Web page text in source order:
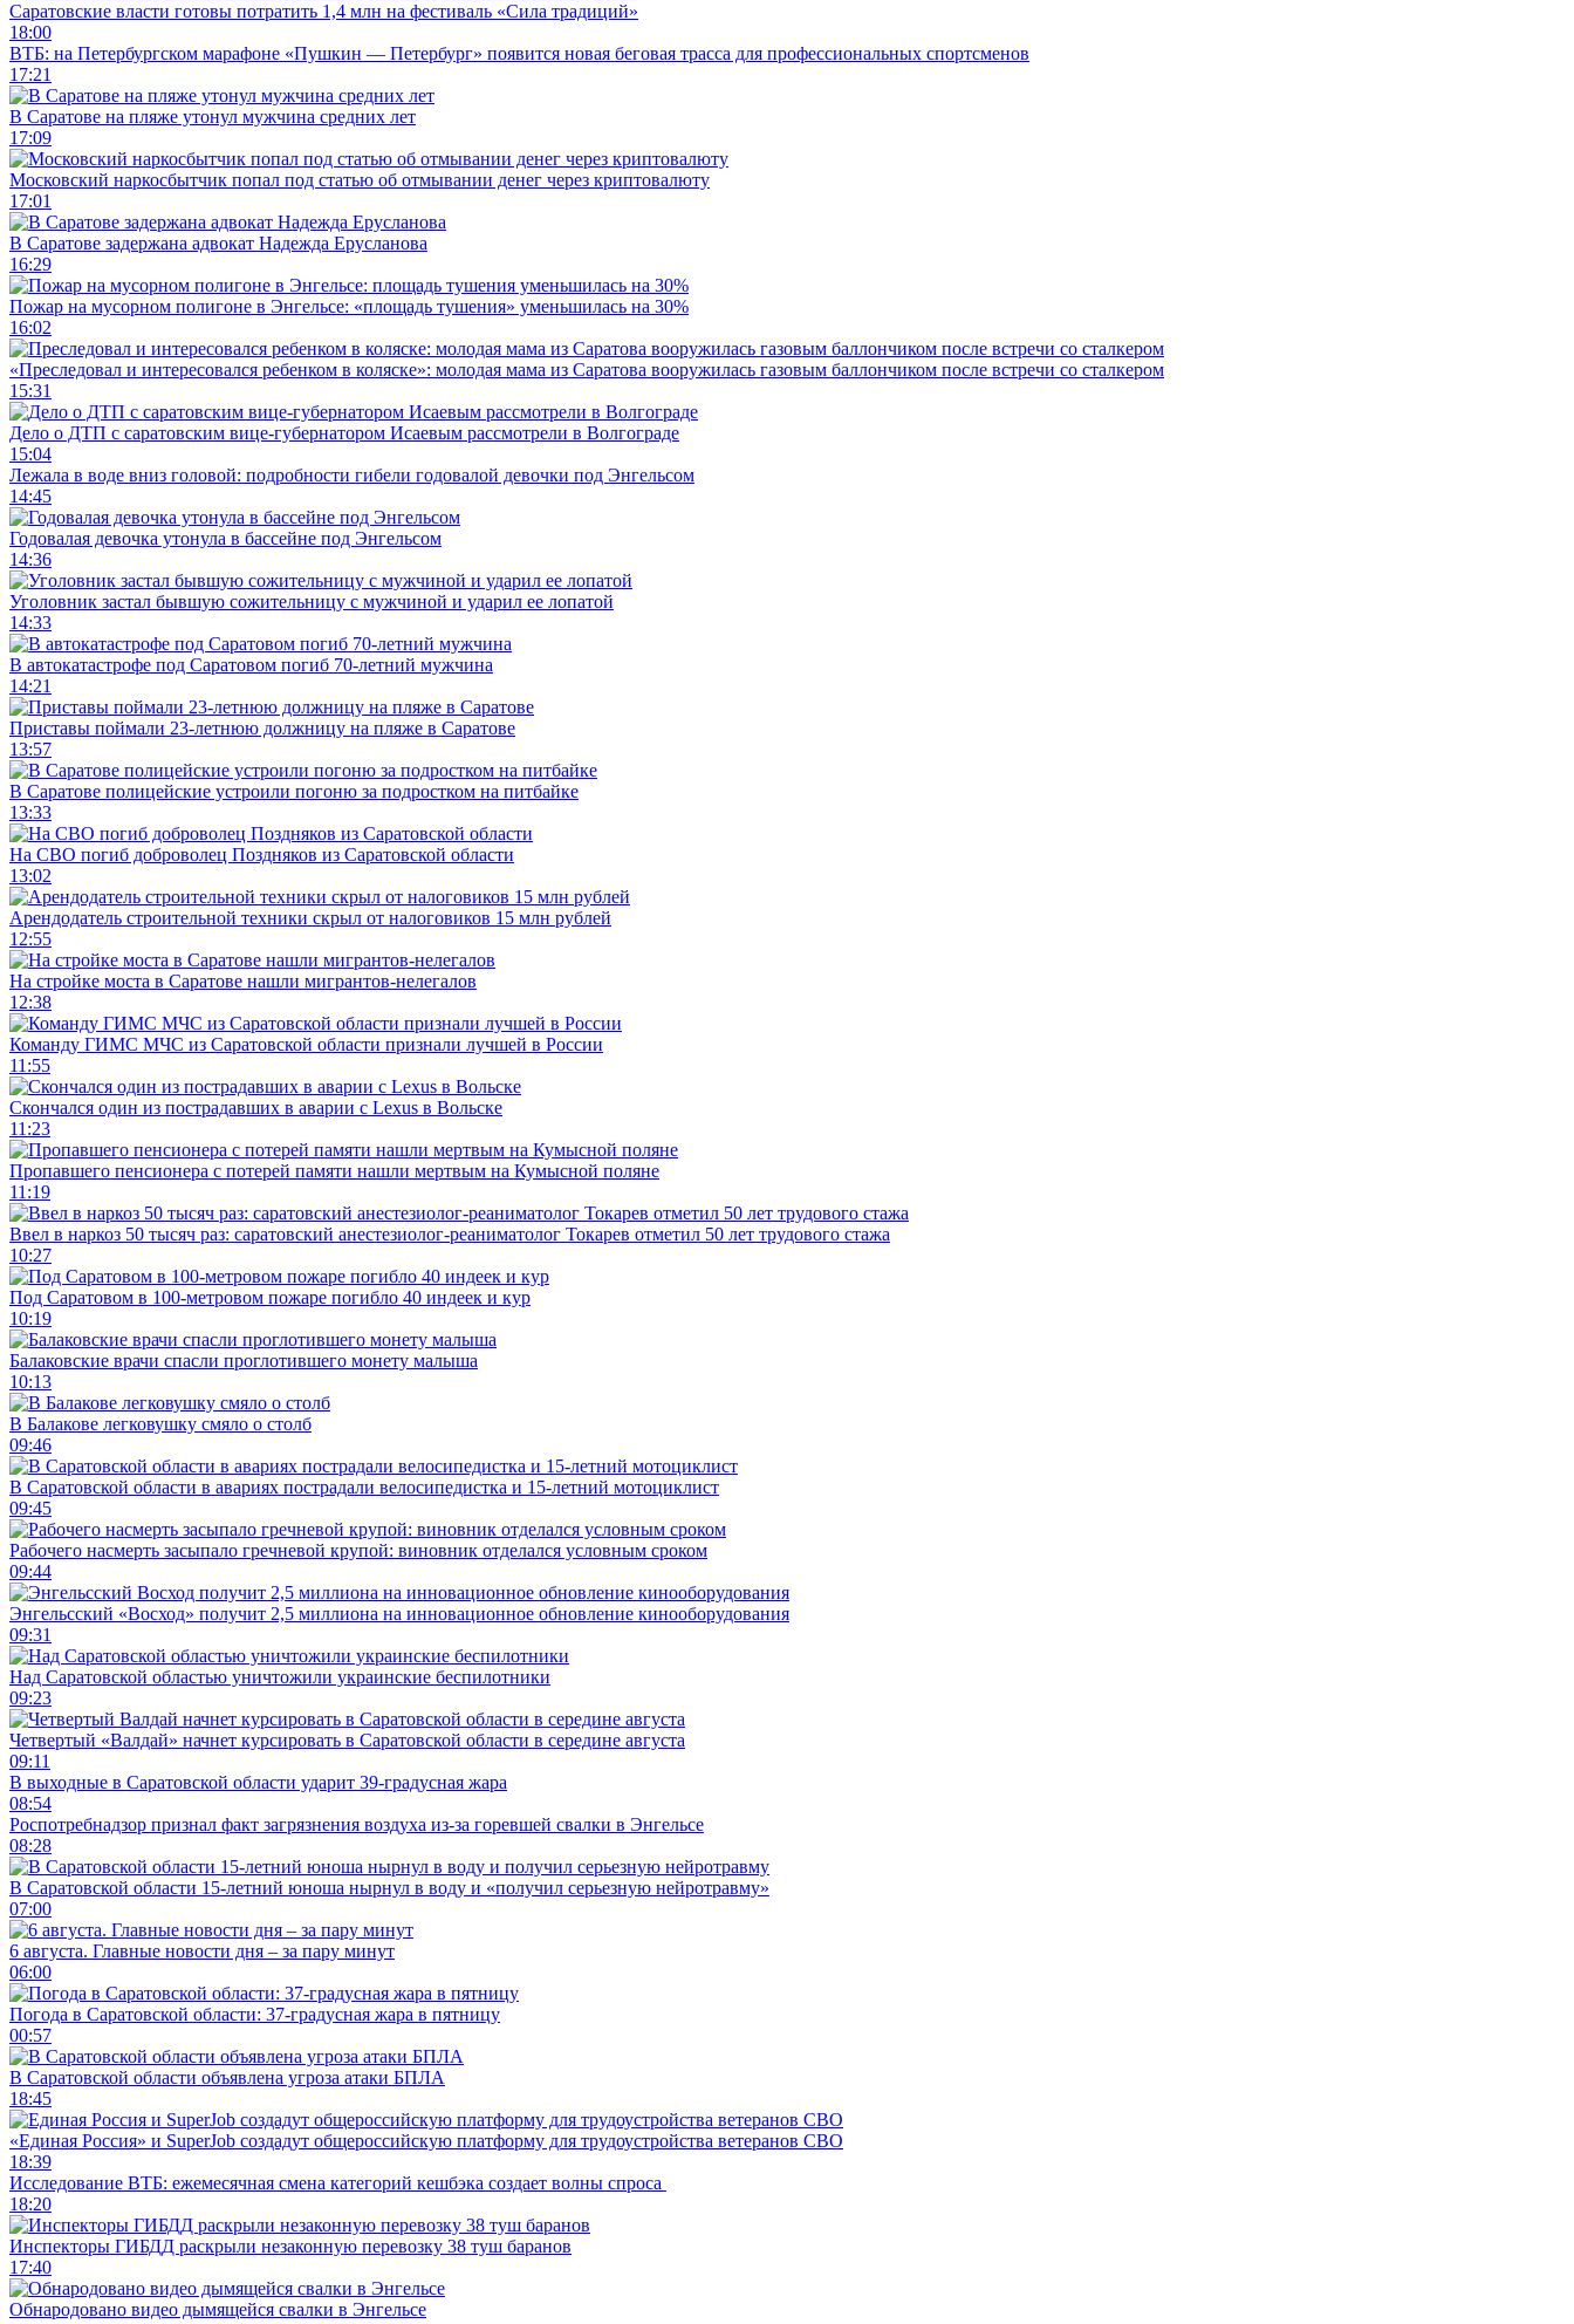
Саратовские власти готовы потратить 1,4 млн на фестиваль «Сила традиций»
18:00
ВТБ: на Петербургском марафоне «Пушкин — Петербург» появится новая беговая трасса для профессиональных спортсменов
17:21
В Саратове на пляже утонул мужчина средних лет
17:09
Московский наркосбытчик попал под статью об отмывании денег через криптовалюту
17:01
В Саратове задержана адвокат Надежда Ерусланова
16:29
Пожар на мусорном полигоне в Энгельсе: «площадь тушения» уменьшилась на 30%
16:02
«Преследовал и интересовался ребенком в коляске»: молодая мама из Саратова вооружилась газовым баллончиком после встречи со сталкером
15:31
Дело о ДТП с саратовским вице-губернатором Исаевым рассмотрели в Волгограде
15:04
Лежала в воде вниз головой: подробности гибели годовалой девочки под Энгельсом
14:45
Годовалая девочка утонула в бассейне под Энгельсом
14:36
Уголовник застал бывшую сожительницу с мужчиной и ударил ее лопатой
14:33
В автокатастрофе под Саратовом погиб 70-летний мужчина
14:21
Приставы поймали 23-летнюю должницу на пляже в Саратове
13:57
В Саратове полицейские устроили погоню за подростком на питбайке
13:33
На СВО погиб доброволец Поздняков из Саратовской области
13:02
Арендодатель строительной техники скрыл от налоговиков 15 млн рублей
12:55
На стройке моста в Саратове нашли мигрантов-нелегалов
12:38
Команду ГИМС МЧС из Саратовской области признали лучшей в России
11:55
Скончался один из пострадавших в аварии c Lexus в Вольске
11:23
Пропавшего пенсионера с потерей памяти нашли мертвым на Кумысной поляне
11:19
Ввел в наркоз 50 тысяч раз: саратовский анестезиолог-реаниматолог Токарев отметил 50 лет трудового стажа
10:27
Под Саратовом в 100-метровом пожаре погибло 40 индеек и кур
10:19
Балаковские врачи спасли проглотившего монету малыша
10:13
В Балакове легковушку смяло о столб
09:46
В Саратовской области в авариях пострадали велосипедистка и 15-летний мотоциклист
09:45
Рабочего насмерть засыпало гречневой крупой: виновник отделался условным сроком
09:44
Энгельсский «Восход» получит 2,5 миллиона на инновационное обновление кинооборудования
09:31
Над Саратовской областью уничтожили украинские беспилотники
09:23
Четвертый «Валдай» начнет курсировать в Саратовской области в середине августа
09:11
В выходные в Саратовской области ударит 39-градусная жара
08:54
Роспотребнадзор признал факт загрязнения воздуха из-за горевшей свалки в Энгельсе
08:28
В Саратовской области 15-летний юноша нырнул в воду и «получил серьезную нейротравму»
07:00
6 августа. Главные новости дня – за пару минут
06:00
Погода в Саратовской области: 37-градусная жара в пятницу
00:57
В Саратовской области объявлена угроза атаки БПЛА
18:45
«Единая Россия» и SuperJob создадут общероссийскую платформу для трудоустройства ветеранов СВО
18:39
Исследование ВТБ: ежемесячная смена категорий кешбэка создает волны спроса
18:20
Инспекторы ГИБДД раскрыли незаконную перевозку 38 туш баранов
17:40
Обнародовано видео дымящейся свалки в Энгельсе